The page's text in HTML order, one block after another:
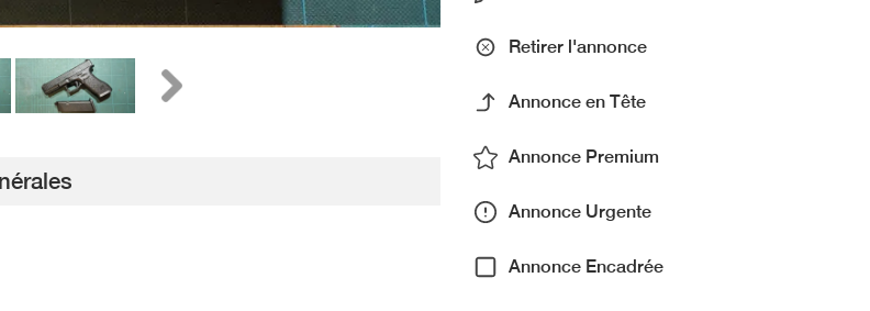
Retirer l'annonce
Annonce en Tête
Annonce Premium
Annonce Urgente
Annonce Encadrée